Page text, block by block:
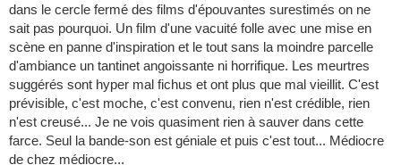
dans le cercle fermé des films d'épouvantes surestimés on ne
sait pas pourquoi. Un film d'une vacuité folle avec une mise en
scène en panne d'inspiration et le tout sans la moindre parcelle
d'ambiance un tantinet angoissante ni horrifique. Les meurtres
suggérés sont hyper mal fichus et ont plus que mal vieillit. C'est
prévisible, c'est moche, c'est convenu, rien n'est crédible, rien
n'est creusé... Je ne vois quasiment rien à sauver dans cette
farce. Seul la bande-son est géniale et puis c'est tout... Médiocre
de chez médiocre...